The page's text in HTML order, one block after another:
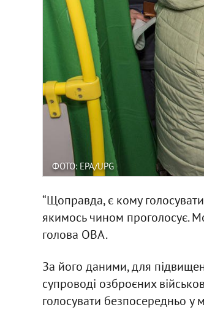
ФОТО: EPA/UPG
“Щоправда, є кому
якимось чином проголосує.
голова ОВА.
За його даними, для
супроводі озброєних
голосувати безпосередньо у